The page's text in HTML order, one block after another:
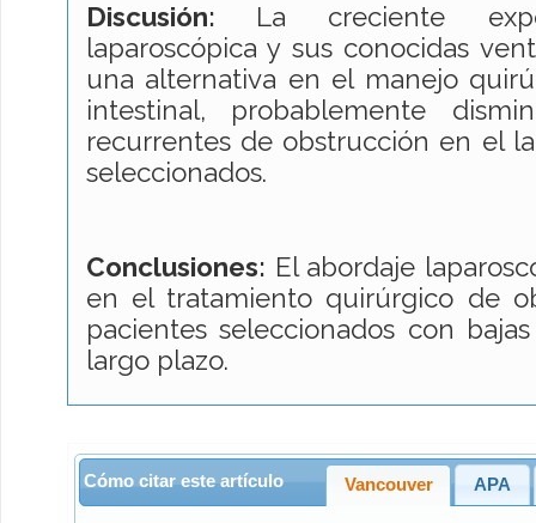
Discusión: La creciente
laparoscópica y sus conocidas
una alternativa en el manejo
intestinal, probablemente
recurrentes de obstrucción en el
seleccionados.
Conclusiones: El abordaje
en el tratamiento quirúrgico de
pacientes seleccionados con
largo plazo.
Cómo citar este artículo Vancouver APA